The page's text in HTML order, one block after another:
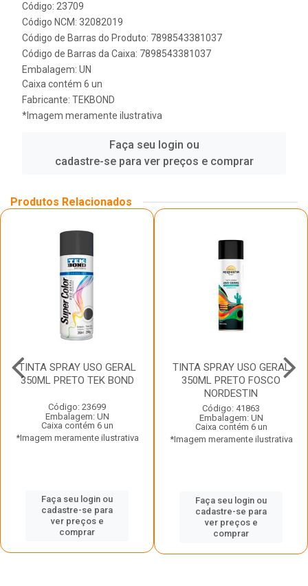
Código: 23709
Código NCM: 32082019
Código de Barras do Produto: 7898543381037
Código de Barras da Caixa: 7898543381037
Embalagem: UN
Caixa contém 6 un
Fabricante: TEKBOND
*Imagem meramente ilustrativa
Faça seu login ou
cadastre-se para ver preços e comprar
Produtos Relacionados
TINTA SPRAY USO GERAL
350ML PRETO TEK BOND
Código: 23699
Embalagem: UN
Caixa contém 6 un
*Imagem meramente ilustrativa
Faça seu login ou
cadastre-se para
ver preços e
comprar
TINTA SPRAY USO GERAL
350ML PRETO FOSCO
NORDESTIN
Código: 41863
Embalagem: UN
Caixa contém 6 un
*Imagem meramente ilustrativa
Faça seu login ou
cadastre-se para
ver preços e
comprar